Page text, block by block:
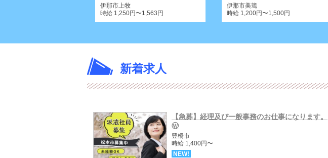
伊那市上牧
時給 1,250円〜1,563円
伊那市美篶
時給 1,200円〜1,500円
新着求人
【急募】経理及び一般事務のお仕事になります。
Ⓦ
豊橋市
時給 1,400円〜
NEW!